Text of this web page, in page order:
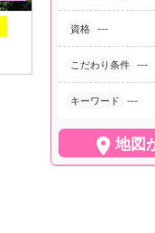
資格 ---
こだわり条件 ---
キーワード ---
 地図